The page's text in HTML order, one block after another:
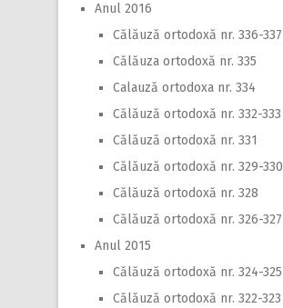
Anul 2016
Călăuză ortodoxă nr. 336-337
Călăuza ortodoxă nr. 335
Calauză ortodoxa nr. 334
Călăuză ortodoxă nr. 332-333
Călăuză ortodoxă nr. 331
Călăuză ortodoxă nr. 329-330
Călăuză ortodoxă nr. 328
Călăuză ortodoxă nr. 326-327
Anul 2015
Călăuză ortodoxă nr. 324-325
Călăuză ortodoxă nr. 322-323